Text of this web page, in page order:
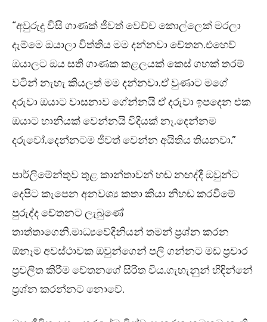
“අවුරුදු විසි ගාණක් ජීවත් වෙච්ච කොල්ලෙක් මරලා
දැම්මෙ ඔයාලා විත්තිය මම දන්නවා චේතන.එහෙව්
ඔයාලට ඔය සති ගාණක කළලයක් කෙස් ගහක් තරම්
වටින් නැහැ කියලත් මම දන්නවා.ඒ වුණාට මගේ
දරුවා ඔයාට වාසනාව ගේන්නයි ඒ දරුවා ඉපදෙන එක
ඔයාට හානියක් වෙන්නයි විදියක් නෑ.දෙන්නම
දරුවෝ.දෙන්නටම ජීවත් වෙන්න අයිතිය තියනවා.”
පාර්ලිමේන්තුව තුළ කාන්තාවන් හඬ නඟද්දී ඔවුන්ට
දෙපිට කැපෙන අනවශ්‍ය කතා කියා නිහඬ කරවීමේ
පුරුද්ද චේතනට ලැබුණේ
තාත්තාගෙනි.මාධ්‍යවේදිනියන් තමන් ප්‍රශ්න කරන
ඕනෑම අවස්ථාවක ඔවුන්ගෙන් පලි ගන්නට මඩ ප්‍රචාර
ප්‍රචලිත කිරීම චේතනගේ සිරිත විය.ගැහැනුන් හිඳින්නේ
ප්‍රශ්න කරන්නට නොවේ.